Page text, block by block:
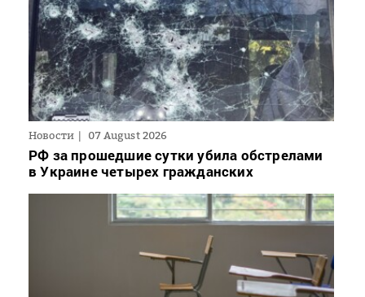
Новости 07 August 2026
РФ за прошедшие сутки убила обстрелами
в Украине четырех гражданских